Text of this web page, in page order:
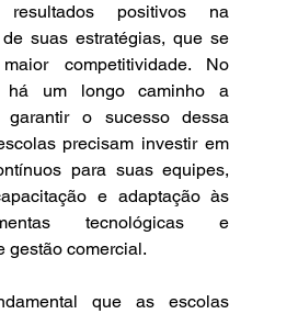
positivos na
suas estratégias, que se
competitividade. No
há um longo caminho a
garantir o sucesso dessa
precisam investir em
para suas equipes,
e adaptação às
tecnológicas e
gestão comercial.
que as escolas